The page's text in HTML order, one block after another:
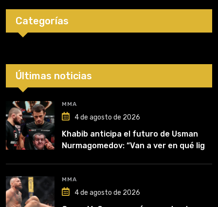
Categorías
Últimas noticias
MMA
4 de agosto de 2026
Khabib anticipa el futuro de Usman
Nurmagomedov: “Van a ver en qué liga
MMA
4 de agosto de 2026